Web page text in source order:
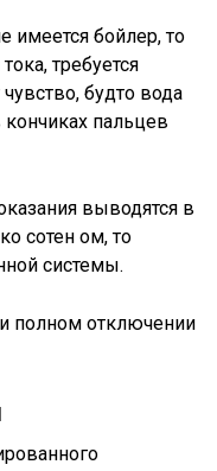
имеется бойлер, то
требуется
будто вода
пальцев
выводятся в
сотен ом, то
системы.
полном отключении